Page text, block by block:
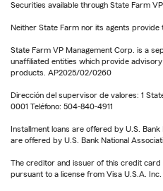
Securities available through State Farm
Neither State Farm nor its agents provide
State Farm VP Management Corp. is a
unaffiliated entities which provide
products. AP2025/02/0260
Dirección del supervisor de valores: 1
0001 Teléfono: 504-840-4911
Installment loans are offered by U.S.
are offered by U.S. Bank National
The creditor and issuer of this credit card
pursuant to a license from Visa U.S.A. Inc.